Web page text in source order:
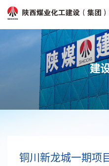
建
铜川新龙城一期项